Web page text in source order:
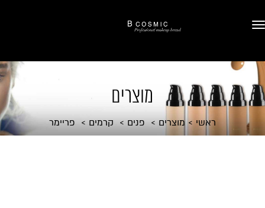
מוצרים
ראשי מוצרים פנים קרמים פריימר